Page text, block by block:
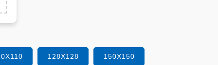
128X128 150X150